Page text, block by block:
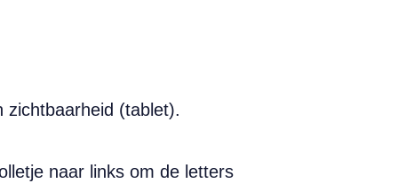
zichtbaarheid (tablet).
naar links om de letters